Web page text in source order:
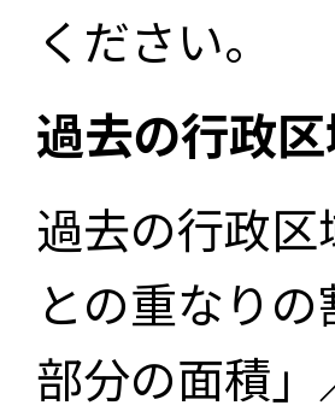
ください。
過去の行政
過去の行政
との重なり
部分の面積